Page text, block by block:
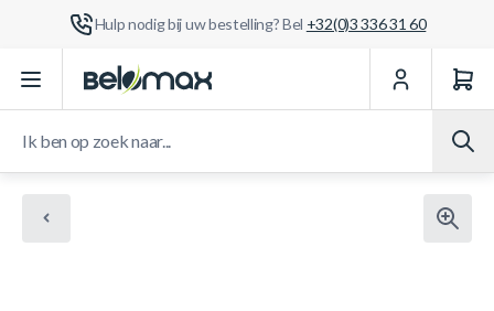
Hulp nodig bij uw bestelling? Bel +32(0)3 336 31 60
Ga naar de inhoud